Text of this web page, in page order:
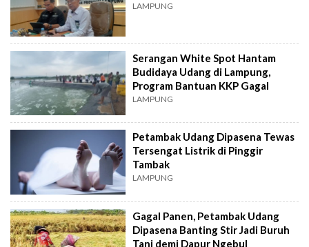
LAMPUNG
Serangan White Spot Hantam
Budidaya Udang di Lampung,
Program Bantuan KKP Gagal
LAMPUNG
Petambak Udang Dipasena Tewas
Tersengat Listrik di Pinggir
Tambak
LAMPUNG
Gagal Panen, Petambak Udang
Dipasena Banting Stir Jadi Buruh
Tani demi Dapur Ngebul